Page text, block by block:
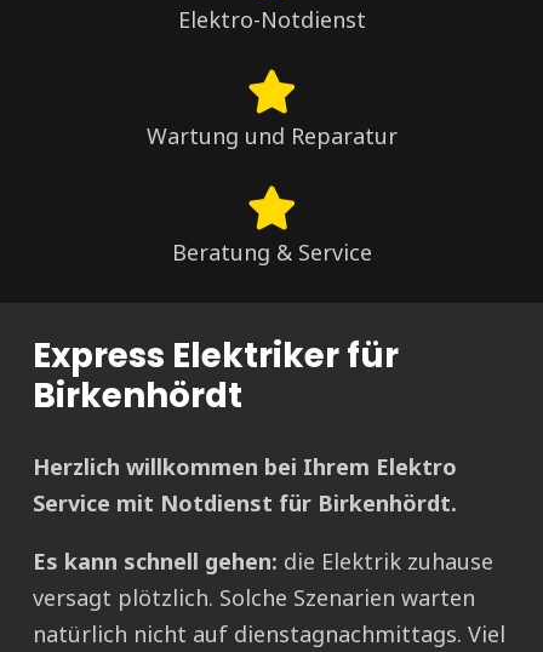
Elektro-Notdienst
Wartung und Reparatur
Beratung & Service
Express Elektriker für
Birkenhördt
Herzlich willkommen bei Ihrem Elektro
Service mit Notdienst für Birkenhördt.
Es kann schnell gehen: die Elektrik zuhause
versagt plötzlich. Solche Szenarien warten
natürlich nicht auf dienstagnachmittags. Viel